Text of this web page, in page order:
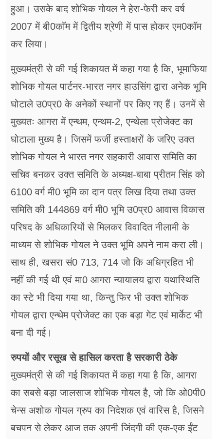
हुआ। उसके बाद शोभिक गोयल ने हेरा-फेरी कर वर्ष
2007 में बी0काॅम में द्वितीय श्रेणी में पास होकर एम0काॅम
कर लिया।
मुख्यमंत्री से की ​गई शिकायत में कहा गया है कि, भूमाफिया
शोभिक गोयल पार्टनर-भारत नगर हाउसिंग द्वारा अनेक भूमि
घोटाले उ0प्र0 के अनेकों स्थानों पर किए गए हैं। उनमें से
मुख्यतः आगरा में एन्थम, एन्थम-2, एन्थेला प्रोजेक्ट का
घोटाला मुख्य है। जिसमें फर्जी हस्ताक्षरों के जरिए उक्त
शोभिक गोयल ने भारत नगर सहकारी आवास समिति का
सचिव बनकर उक्त समिति के अध्यक्ष-बाबा प्रीतम सिंह को
6100 वर्ग मी0 भूमि का दान पत्र लिख दिया तथा उक्त
समिति की 144869 वर्ग मी0 भूमि उ0प्र0 आवास विकास
परिषद के अधिकारियों से मिलकर विवादित नीलामी के
माध्यम से शोभिक गोयल ने उक्त भूमि अपने नाम करा ली।
साथ ही, खसरा सं0 713, 714 जो कि अधिग्रहित भी
नहीं की गई थी एवं मा0 आगरा न्यायालय द्वारा यथास्थिति
का स्टे भी दिया गया था, किन्तु फिर भी उक्त शोभिक
गोयल द्वारा एन्थेम प्रोजेक्ट का एक बड़ा गेट एवं मार्केट भी
बना दी गई।
रुपयों और रसूख से हासिल करता है सरकारी ठेके
मुख्यमंत्री से की गई शिकायत में कहा गया है कि, आगरा
का सबसे बड़ा जालसाज शोभिक गोयल है, जो कि ओ0पी0
चेन्स अशोक गोयल ग्रुप का निदेशक एवं वारिस है, जिसने
बचपन से लेकर आज तक अपनी जिंदगी की एक-एक ईंट